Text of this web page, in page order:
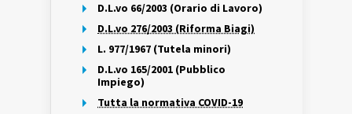
D.L.vo 66/2003 (Orario di Lavoro)
D.L.vo 276/2003 (Riforma Biagi)
L. 977/1967 (Tutela minori)
D.L.vo 165/2001 (Pubblico
Impiego)
Tutta la normativa COVID-19